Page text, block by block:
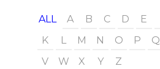
ALL A B C D E
K
L M N O P Q
V
W X Y Z